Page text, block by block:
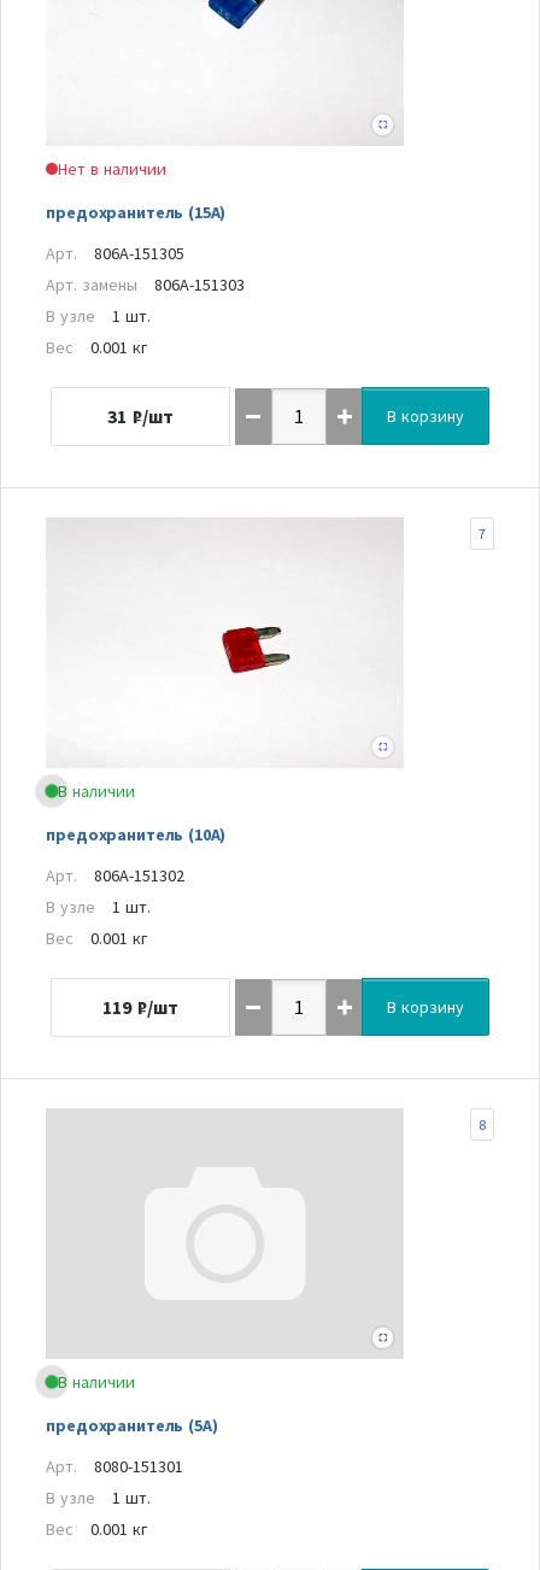
Нет в наличии
предохранитель (15А)
Арт.
806A-151305
Арт. замены
806A-151303
В узле
1 шт.
Вес
0.001 кг
31 ₽/шт В корзину
В наличии
предохранитель (10А)
7
Арт.
806A-151302
В узле
1 шт.
Вес
0.001 кг
119 ₽/шт В корзину
В наличии
предохранитель (5А)
8
Арт.
8080-151301
В узле
1 шт.
Вес
0.001 кг